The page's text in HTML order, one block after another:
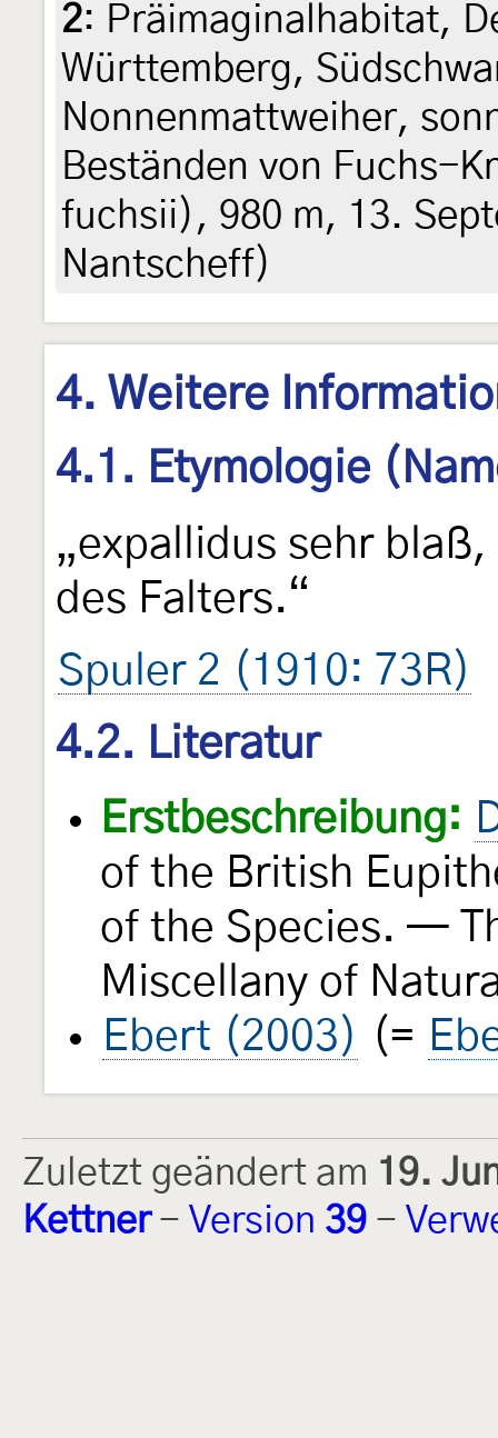
2: Präimaginalhabitat,
Württemberg,
Nonnenmattweiher,
Beständen von Fuchs-
fuchsii), 980 m, 13.
Nantscheff)
4. Weitere
4.1. Etymologie
„expallidus sehr
des Falters.“
Spuler 2 (1910: 73R)
4.2. Literatur
Erstbeschreibung:
of the British
of the Species. —
Miscellany of
Ebert (2003) (=
Zuletzt geändert am 19.
Kettner- Version 39 -